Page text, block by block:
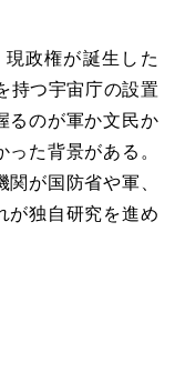
政権が誕生した
持つ宇宙庁の設置
るのが軍か文民か
た背景がある。
が国防省や軍、
が独自研究を進め